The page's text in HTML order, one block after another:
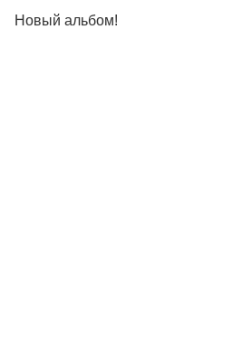
Новый альбом!